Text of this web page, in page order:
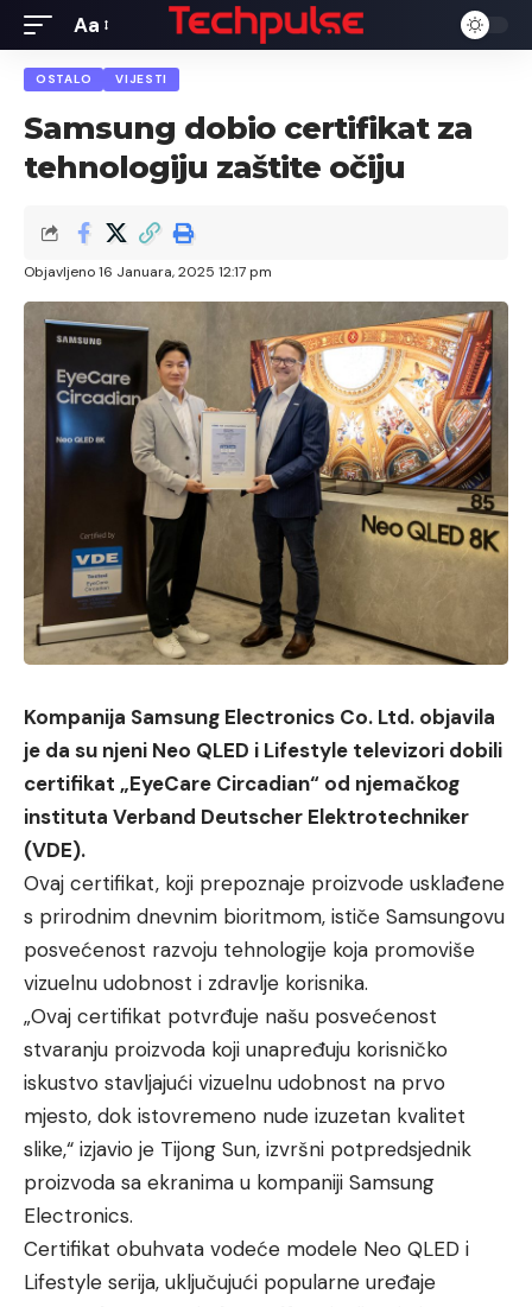
Font
Resizer
Aa
OSTALO VIJESTI
Samsung dobio certifikat za
tehnologiju zaštite očiju
Objavljeno 16 Januara, 2025 12:17 pm
Kompanija Samsung Electronics Co. Ltd. objavila
je da su njeni Neo QLED i Lifestyle televizori dobili
certifikat „EyeCare Circadian“ od njemačkog
instituta Verband Deutscher Elektrotechniker
(VDE).
Ovaj certifikat, koji prepoznaje proizvode usklađene
s prirodnim dnevnim bioritmom, ističe Samsungovu
posvećenost razvoju tehnologije koja promoviše
vizuelnu udobnost i zdravlje korisnika.
„Ovaj certifikat potvrđuje našu posvećenost
stvaranju proizvoda koji unapređuju korisničko
iskustvo stavljajući vizuelnu udobnost na prvo
mjesto, dok istovremeno nude izuzetan kvalitet
slike,“ izjavio je Tijong Sun, izvršni potpredsjednik
proizvoda sa ekranima u kompaniji Samsung
Electronics.
Certifikat obuhvata vodeće modele Neo QLED i
Lifestyle serija, uključujući popularne uređaje